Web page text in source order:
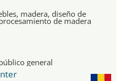
madera, diseño de
de madera
general